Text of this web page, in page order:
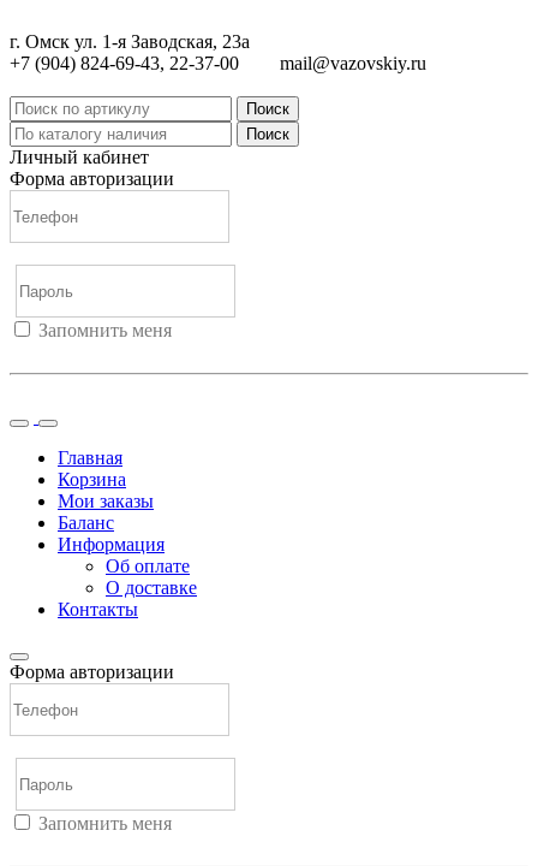
г. Омск ул. 1-я Заводская, 23а
+7 (904) 824-69-43, 22-37-00
mail@vazovskiy.ru
Поиск
Поиск
Личный кабинет
Форма авторизации
Запомнить меня
Главная
Корзина
Мои заказы
Баланс
Информация
Об оплате
О доставке
Контакты
Форма авторизации
Запомнить меня